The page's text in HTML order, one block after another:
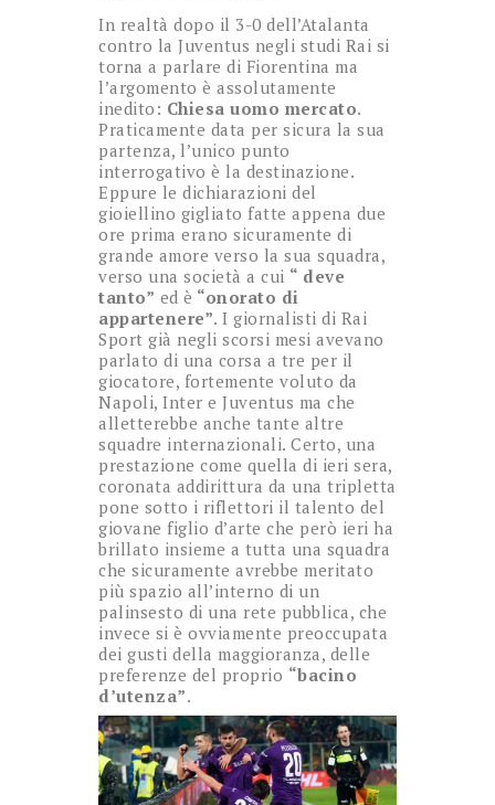
In realtà dopo il 3-0 dell’Atalanta
contro la Juventus negli studi Rai si
torna a parlare di Fiorentina ma
l’argomento è assolutamente
inedito: Chiesa uomo mercato.
Praticamente data per sicura la sua
partenza, l’unico punto
interrogativo è la destinazione.
Eppure le dichiarazioni del
gioiellino gigliato fatte appena due
ore prima erano sicuramente di
grande amore verso la sua squadra,
verso una società a cui “ deve
tanto” ed è “onorato di
appartenere”. I giornalisti di Rai
Sport già negli scorsi mesi avevano
parlato di una corsa a tre per il
giocatore, fortemente voluto da
Napoli, Inter e Juventus ma che
alletterebbe anche tante altre
squadre internazionali. Certo, una
prestazione come quella di ieri sera,
coronata addirittura da una tripletta
pone sotto i riflettori il talento del
giovane figlio d’arte che però ieri ha
brillato insieme a tutta una squadra
che sicuramente avrebbe meritato
più spazio all’interno di un
palinsesto di una rete pubblica, che
invece si è ovviamente preoccupata
dei gusti della maggioranza, delle
preferenze del proprio “bacino
d’utenza”.